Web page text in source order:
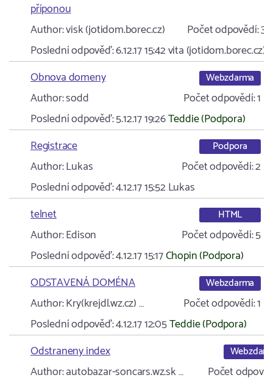
příponou
Author:visk (jotidom.borec.cz) Počet odpovědí:3
Poslední odpověď:6.12.17 15:42vita (jotidom.borec.cz)
Obnova domeny
Webzdarma
Author:sodd Počet odpovědí:1
Poslední odpověď:5.12.17 19:26Teddie (Podpora)
Registrace
Podpora
Author:Lukas Počet odpovědí:2
Poslední odpověď:4.12.17 15:52Lukas
telnet
HTML
Author:Edison Počet odpovědí:5
Poslední odpověď:4.12.17 15:17Chopin (Podpora)
ODSTAVENÁ DOMÉNA
Webzdarma
Author:Kry(krejdl.wz.cz) … Počet odpovědí:1
Poslední odpověď:4.12.17 12:05Teddie (Podpora)
Odstraneny index
Author:autobazar-soncars.wz.sk …
Počet